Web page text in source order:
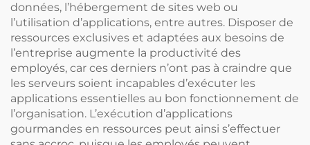
données, l’hébergement de sites web ou
l’utilisation d’applications, entre autres. Disposer de
ressources exclusives et adaptées aux besoins de
l’entreprise augmente la productivité des
employés, car ces derniers n’ont pas à craindre que
les serveurs soient incapables d’exécuter les
applications essentielles au bon fonctionnement de
l’organisation. L’exécution d’applications
gourmandes en ressources peut ainsi s’effectuer